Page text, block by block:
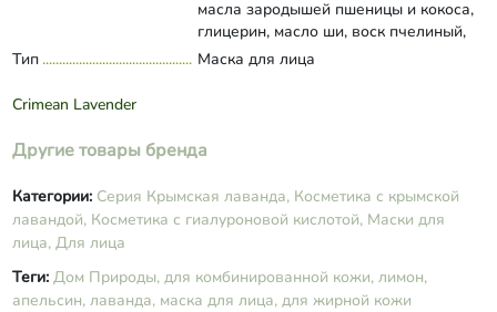
масла зародышей пшеницы и кокоса,
глицерин, масло ши, воск пчелиный,
экстракты лаванды, апельсина и
аллантоин, ксантановая камедь,
тетранатриевая соль двухуксусной L-
глютаминовой кислоты, гиалуроновая
кислота, лимонная кислота, пантенол,
оксиметилглицин, бензоат натрия,
дерева, витамин Е, индигокармин.
Развернуть состав
Тип Маска для лица
Crimean Lavender
Другие товары бренда
Категории: Серия Крымская лаванда, Косметика с крымской
лавандой, Косметика с гиалуроновой кислотой, Маски для
лица, Для лица
Теги: Дом Природы, для комбинированной кожи, лимон,
апельсин, лаванда, маска для лица, для жирной кожи